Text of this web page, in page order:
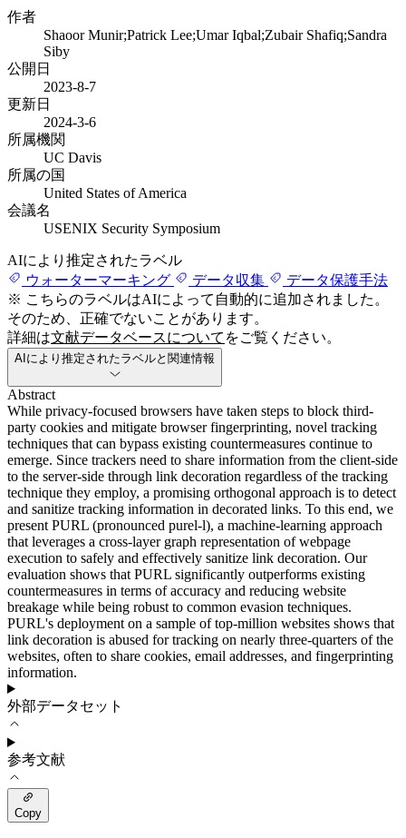
作者
Shaoor Munir;Patrick Lee;Umar Iqbal;Zubair Shafiq;Sandra
Siby
公開日
2023-8-7
更新日
2024-3-6
所属機関
UC Davis
所属の国
United States of America
会議名
USENIX Security Symposium
AIにより推定されたラベル
ウォーターマーキング
データ収集
データ保護手法
※ こちらのラベルはAIによって自動的に追加されました。
そのため、正確でないことがあります。
詳細は文献データベースについて をご覧ください。
AIにより推定されたラベルと関連情報
Abstract
While privacy-focused browsers have taken steps to block third-
party cookies and mitigate browser fingerprinting, novel tracking
techniques that can bypass existing countermeasures continue to
emerge. Since trackers need to share information from the client-side
to the server-side through link decoration regardless of the tracking
technique they employ, a promising orthogonal approach is to detect
and sanitize tracking information in decorated links. To this end, we
present PURL (pronounced purel-l), a machine-learning approach
that leverages a cross-layer graph representation of webpage
execution to safely and effectively sanitize link decoration. Our
evaluation shows that PURL significantly outperforms existing
countermeasures in terms of accuracy and reducing website
breakage while being robust to common evasion techniques.
PURL's deployment on a sample of top-million websites shows that
link decoration is abused for tracking on nearly three-quarters of the
websites, often to share cookies, email addresses, and fingerprinting
information.
外部データセット
参考文献
Copy